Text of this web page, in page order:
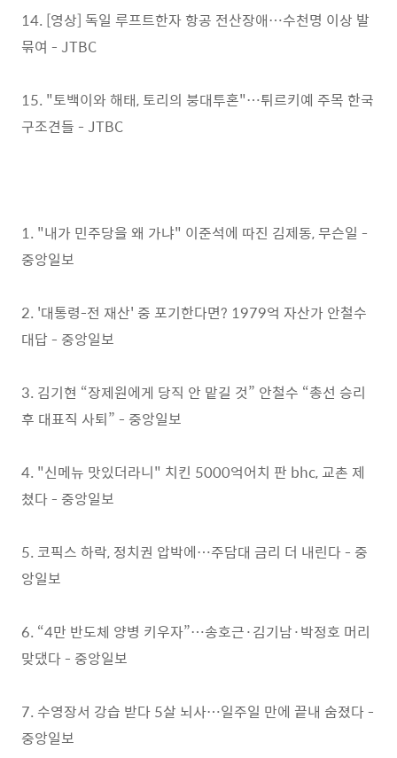
14. [영상] 독일 루프트한자 항공 전산장애…수천명 이상 발
묶여 - JTBC
15. "토백이와 해태, 토리의 붕대투혼"…튀르키예 주목 한국
구조견들 - JTBC
1. "내가 민주당을 왜 가냐" 이준석에 따진 김제동, 무슨일 -
중앙일보
2. '대통령-전 재산' 중 포기한다면? 1979억 자산가 안철수
대답 - 중앙일보
3. 김기현 “장제원에게 당직 안 맡길 것” 안철수 “총선 승리
후 대표직 사퇴” - 중앙일보
4. "신메뉴 맛있더라니" 치킨 5000억어치 판 bhc, 교촌 제
쳤다 - 중앙일보
5. 코픽스 하락, 정치권 압박에…주담대 금리 더 내린다 - 중
앙일보
6. “4만 반도체 양병 키우자”…송호근·김기남·박정호 머리
맞댔다 - 중앙일보
7. 수영장서 강습 받다 5살 뇌사…일주일 만에 끝내 숨졌다 -
중앙일보